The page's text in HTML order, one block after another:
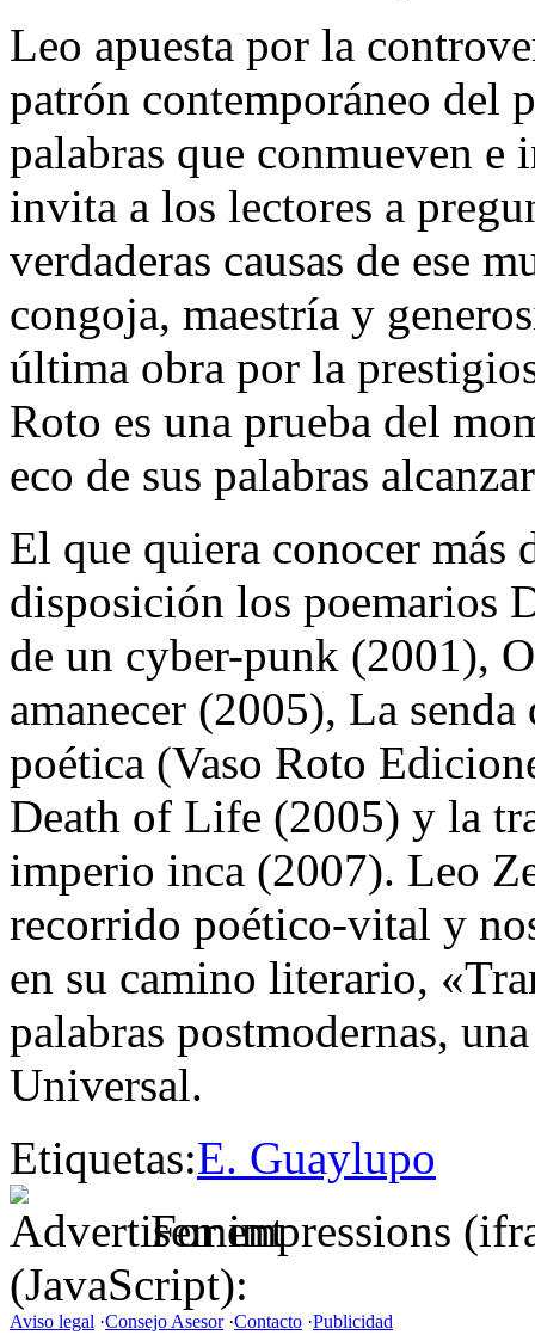
Leo apuesta por la
patrón contemporáneo del
palabras que conmueven
invita a los lectores a
verdaderas causas de ese
congoja, maestría y
última obra por la
Roto es una prueba del
eco de sus palabras
El que quiera conocer más
disposición los poemarios
de un cyber-punk (2001),
amanecer (2005), La
poética (Vaso Roto
Death of Life (2005) y la
imperio inca (2007). Leo
recorrido poético-vital y
en su camino literario,
palabras postmodernas,
Universal.
Etiquetas:E. Guaylupo
For impressions
(JavaScript):
Aviso legal ·Consejo Asesor·Contacto ·Publicidad